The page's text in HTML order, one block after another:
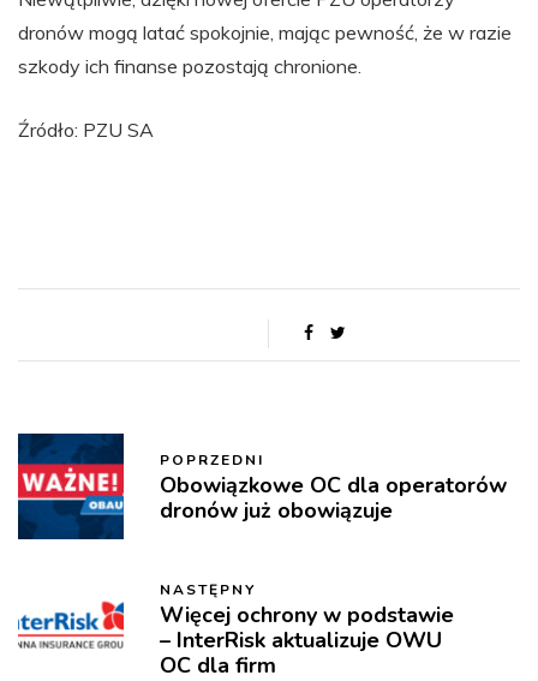
dronów mogą latać spokojnie, mając pewność, że w razie
szkody ich finanse pozostają chronione.
Źródło: PZU SA
POPRZEDNI
Obowiązkowe OC dla operatorów
dronów już obowiązuje
NASTĘPNY
Więcej ochrony w podstawie
– InterRisk aktualizuje OWU
OC dla firm